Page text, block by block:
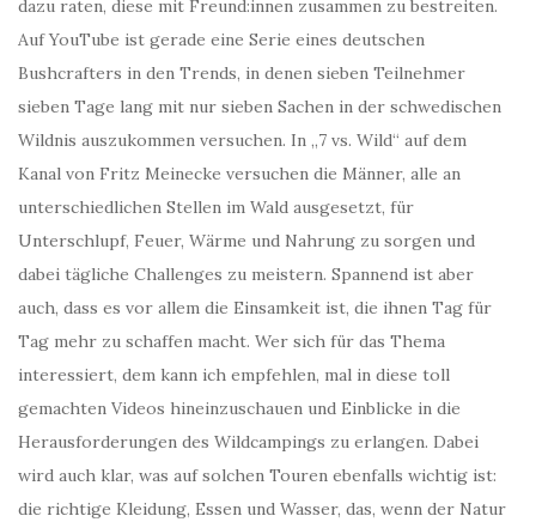
dazu raten, diese mit Freund:innen zusammen zu bestreiten.
Auf YouTube ist gerade eine Serie eines deutschen
Bushcrafters in den Trends, in denen sieben Teilnehmer
sieben Tage lang mit nur sieben Sachen in der schwedischen
Wildnis auszukommen versuchen. In „7 vs. Wild“ auf dem
Kanal von Fritz Meinecke versuchen die Männer, alle an
unterschiedlichen Stellen im Wald ausgesetzt, für
Unterschlupf, Feuer, Wärme und Nahrung zu sorgen und
dabei tägliche Challenges zu meistern. Spannend ist aber
auch, dass es vor allem die Einsamkeit ist, die ihnen Tag für
Tag mehr zu schaffen macht. Wer sich für das Thema
interessiert, dem kann ich empfehlen, mal in diese toll
gemachten Videos hineinzuschauen und Einblicke in die
Herausforderungen des Wildcampings zu erlangen. Dabei
wird auch klar, was auf solchen Touren ebenfalls wichtig ist:
die richtige Kleidung, Essen und Wasser, das, wenn der Natur